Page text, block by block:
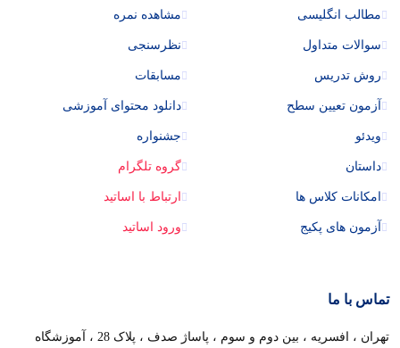
مطالب انگلیسی
سوالات متداول
روش تدریس
آزمون تعیین سطح
ویدئو
داستان
امکانات کلاس ها
آزمون های پکیج
مشاهده نمره
نظرسنجی
مسابقات
دانلود محتوای آموزشی
جشنواره
گروه تلگرام
ارتباط با اساتید
ورود اساتید
تماس با ما
تهران ، افسریه ، بین دوم و سوم ، پاساژ صدف ، پلاک 28 ، آموزشگاه